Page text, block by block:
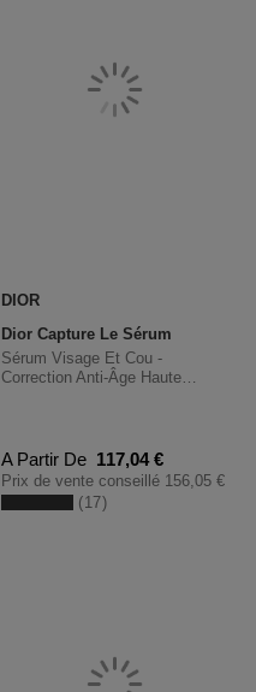
DIOR
Dior Capture Le Sérum
Sérum Visage Et Cou -
Correction Anti-Âge Haute
A Partir De Prix promotionnel
117,04 €
Prix de vente conseillé 156,05 €
17